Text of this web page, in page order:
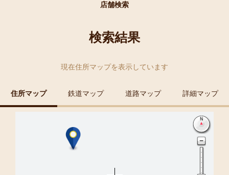
店舗検索
検索結果
現在住所マップを表示しています
住所マップ 鉄道マップ 道路マップ 詳細マップ